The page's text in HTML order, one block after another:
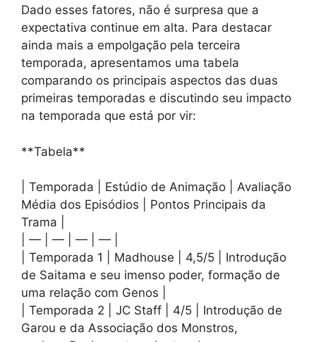
Dado esses fatores, não é surpresa que a
expectativa continue em alta. Para destacar
ainda mais a empolgação pela terceira
temporada, apresentamos uma tabela
comparando os principais aspectos das duas
primeiras temporadas e discutindo seu impacto
na temporada que está por vir:
**Tabela**
| Temporada | Estúdio de Animação | Avaliação
Média dos Episódios | Pontos Principais da
Trama |
| — | — | — | — |
| Temporada 1 | Madhouse | 4,5/5 | Introdução
de Saitama e seu imenso poder, formação de
uma relação com Genos |
| Temporada 2 | JC Staff | 4/5 | Introdução de
Garou e da Associação dos Monstros,